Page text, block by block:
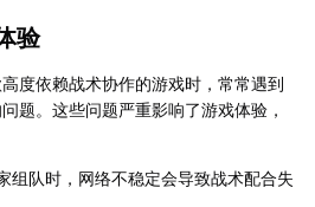
验
度依赖战术协作的游戏时，常常遇到
题。这些问题严重影响了游戏体验，
组队时，网络不稳定会导致战术配合失